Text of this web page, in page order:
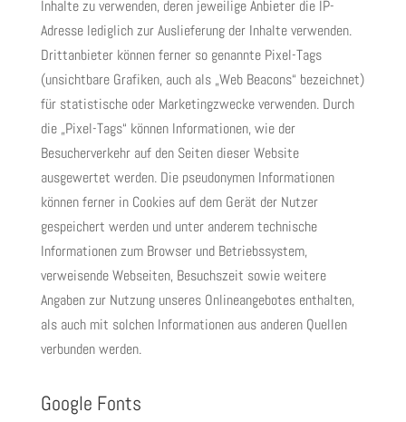
Inhalte zu verwenden, deren jeweilige Anbieter die IP-
Adresse lediglich zur Auslieferung der Inhalte verwenden.
Drittanbieter können ferner so genannte Pixel-Tags
(unsichtbare Grafiken, auch als „Web Beacons“ bezeichnet)
für statistische oder Marketingzwecke verwenden. Durch
die „Pixel-Tags“ können Informationen, wie der
Besucherverkehr auf den Seiten dieser Website
ausgewertet werden. Die pseudonymen Informationen
können ferner in Cookies auf dem Gerät der Nutzer
gespeichert werden und unter anderem technische
Informationen zum Browser und Betriebssystem,
verweisende Webseiten, Besuchszeit sowie weitere
Angaben zur Nutzung unseres Onlineangebotes enthalten,
als auch mit solchen Informationen aus anderen Quellen
verbunden werden.
Google Fonts